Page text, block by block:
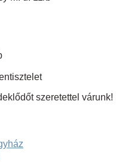
szeretettel várunk!